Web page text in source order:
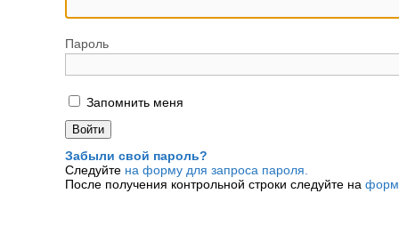
Пароль
Запомнить меня
Забыли свой пароль?
Следуйте на форму для запроса пароля.
После получения контрольной строки следуйте на